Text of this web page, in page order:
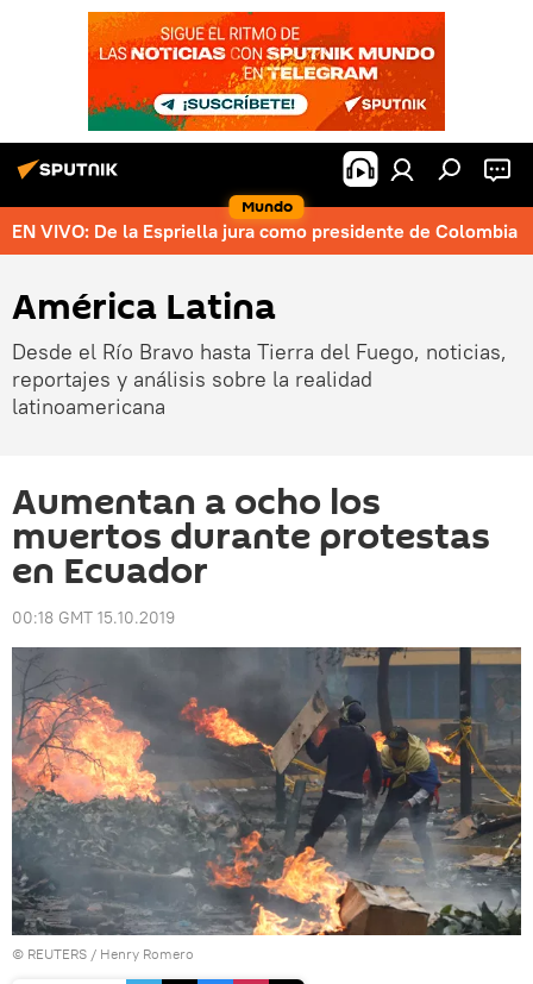
Mundo
EN VIVO: De la Espriella jura como presidente de Colombia
América Latina
Desde el Río Bravo hasta Tierra del Fuego, noticias,
reportajes y análisis sobre la realidad
latinoamericana
Aumentan a ocho los
muertos durante protestas
en Ecuador
00:18 GMT 15.10.2019
© REUTERS / Henry Romero